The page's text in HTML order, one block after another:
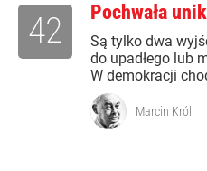
Pochwała
Są tylko dwa
do upadłego lub
W demokracji
42
Marcin Król